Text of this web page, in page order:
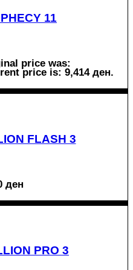
11
price was:
price is: 9,414 ден.
FLASH 3
ден
PRO 3